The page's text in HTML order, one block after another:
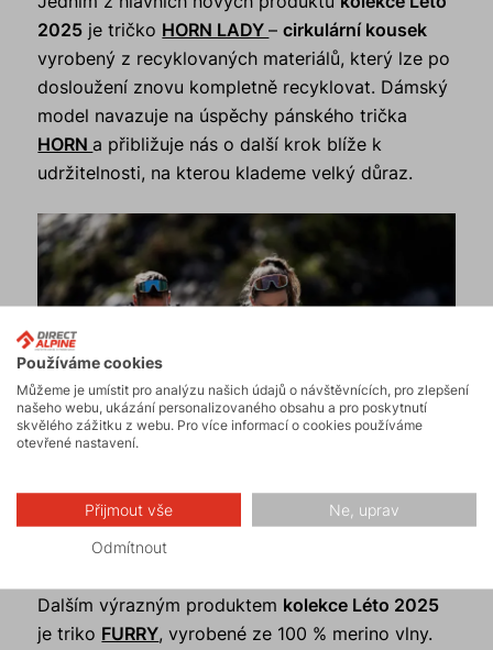
2025 je tričko HORN LADY–cirkulární kousek
vyrobený z recyklovaných materiálů, který lze po
dosloužení znovu kompletně recyklovat. Dámský
model navazuje na úspěchy pánského trička
HORNa přibližuje nás o další krok blíže k
udržitelnosti, na kterou klademe velký důraz.
Silný příběh ukrytý v designu
Dalším výrazným produktem kolekce Léto 2025
je triko FURRY, vyrobené ze 100 % merino vlny.
Používáme cookies
Můžeme je umístit pro analýzu našich údajů o návštěvnících, pro zlepšení
našeho webu, ukázání personalizovaného obsahu a pro poskytnutí
skvělého zážitku z webu. Pro více informací o cookies používáme
otevřené nastavení.
Přijmout vše Ne, uprav
Odmítnout